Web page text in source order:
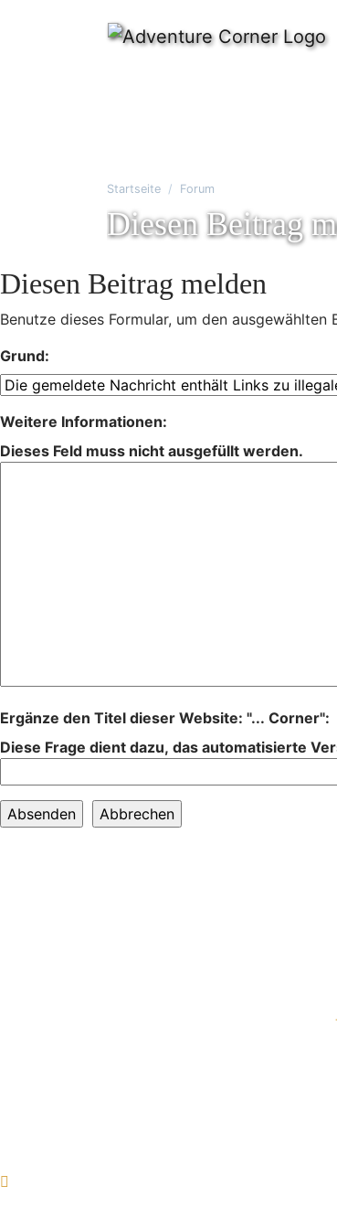
Startseite Forum
Diesen Beitrag
Diesen Beitrag melden
Benutze dieses Formular, um den
Grund:
Weitere Informationen:
Dieses Feld muss nicht ausgefüllt werden.
Ergänze den Titel dieser Website: "... Corner":
Diese Frage dient dazu, das automatisierte